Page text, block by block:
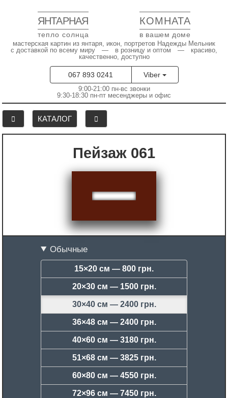
ЯНТАРНАЯ КОМНАТА
тепло солнца в вашем доме
мастерская картин из янтаря, икон, портретов Надежды Мельник
с доставкой по всему миру — в розницу и оптом — красиво,
качественно, доступно
067 893 0241 Viber
9:00-21:00 пн-вс звонки
9:30-18:30 пн-пт месенджеры и офис
КАТАЛОГ
Пейзаж 061
Обычные
15×20 см — 800 грн.
20×30 см — 1500 грн.
30×40 см — 2400 грн.
36×48 см — 2400 грн.
40×60 см — 3180 грн.
51×68 см — 3825 грн.
60×80 см — 4550 грн.
72×96 см — 7450 грн.